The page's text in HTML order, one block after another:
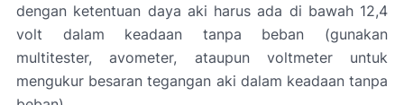
dengan ketentuan daya aki harus ada di bawah 12,4
volt dalam keadaan tanpa beban (gunakan
multitester, avometer, ataupun voltmeter untuk
mengukur besaran tegangan aki dalam keadaan tanpa